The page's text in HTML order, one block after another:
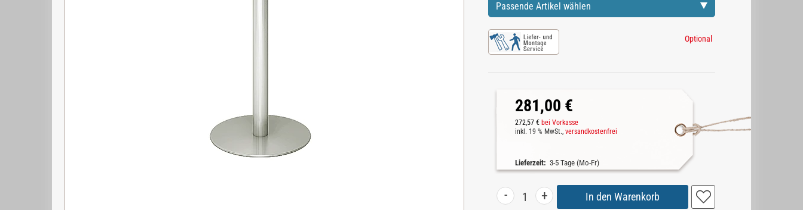
Passende Artikel wählen
Optional
281,00 €
272,57 € bei Vorkasse
inkl. 19 % MwSt., versandkostenfrei
Lieferzeit: 3-5 Tage (Mo-Fr)
- +